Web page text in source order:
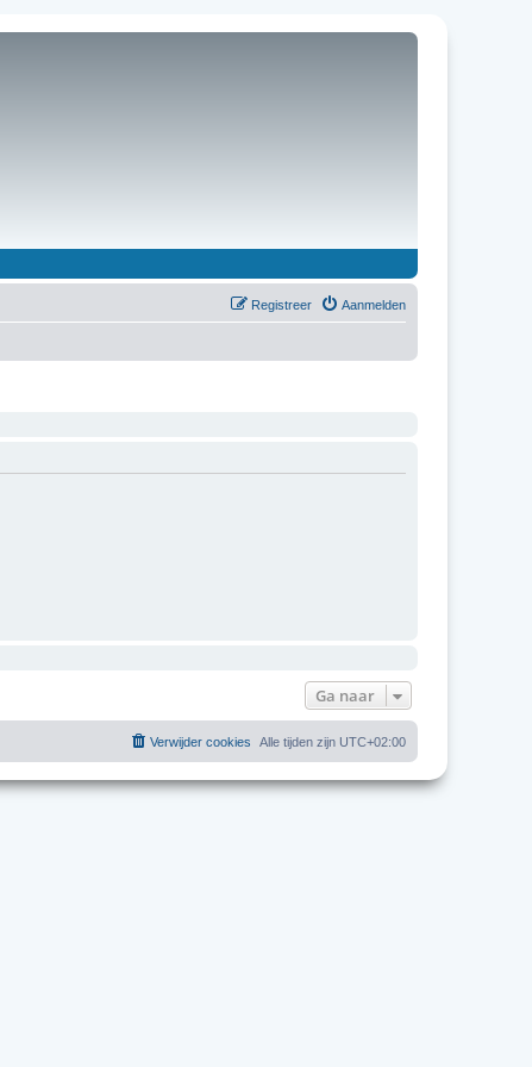
Aanmelden
Registreer
Ga naar
Alle tijden zijn UTC+02:00
Verwijder cookies